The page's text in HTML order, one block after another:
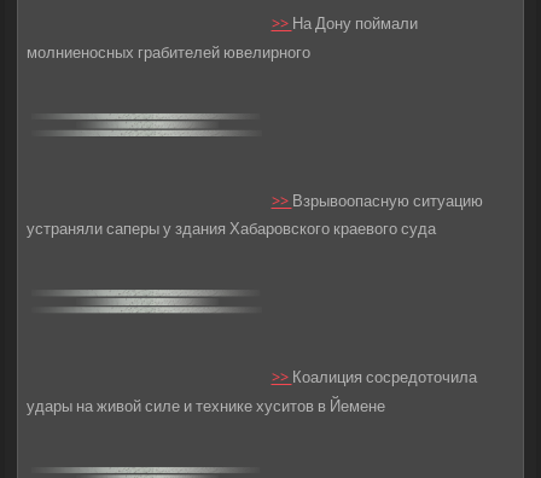
>>На Дону поймали
молниеносных грабителей ювелирного
>>Взрывоопасную ситуацию
устраняли саперы у здания Хабаровского краевого суда
>>Коалиция сосредоточила
удары на живой силе и технике хуситов в Йемене